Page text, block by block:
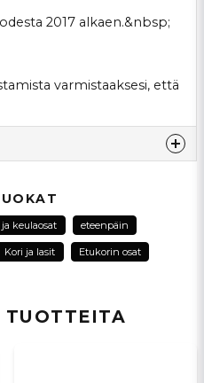
2017 alkaen.&nbsp;
varmistaaksesi, että
keulaosat eteenpäin
Kori ja lasit Etukorin osat